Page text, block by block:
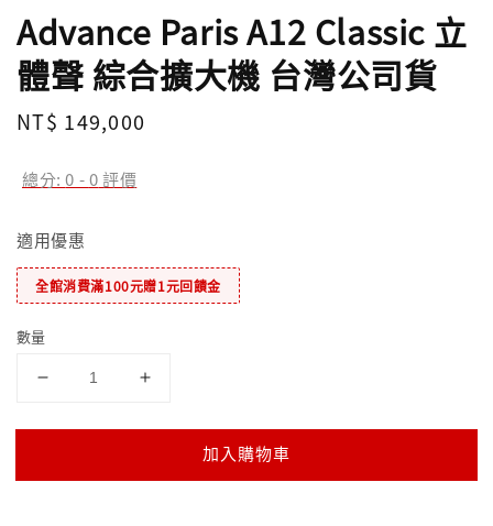
Advance Paris A12 Classic 立
體聲 綜合擴大機 台灣公司貨
Regular
NT$ 149,000
總分:0 -0評價
適用優惠
全館消費滿100元贈1元回饋金
數量
加入購物車